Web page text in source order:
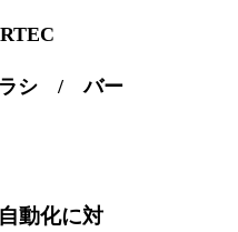
ラシ / バー
動化に対